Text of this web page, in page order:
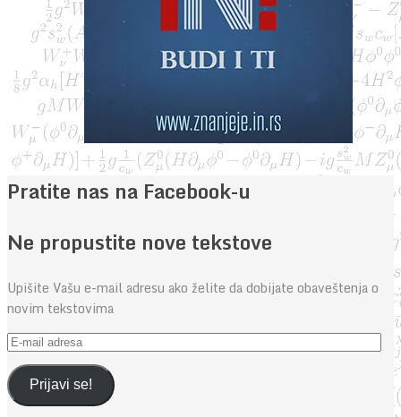
Pratite nas na Facebook-u
Ne propustite nove tekstove
Upišite Vašu e-mail adresu ako želite da dobijate obaveštenja o
novim tekstovima
E-
mail
adresaPrijavi se!